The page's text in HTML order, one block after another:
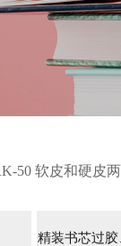
50 软皮和硬皮
精装书芯过